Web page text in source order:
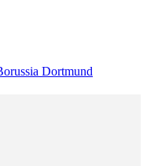
Dortmund